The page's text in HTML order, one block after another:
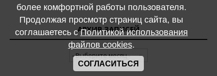
АРХИВ ЗАПИСЕЙ
более комфортной работы пользователя.
Продолжая просмотр страниц сайта, вы
соглашаетесь сПолитикой использования
файлов cookies.
СОГЛАСИТЬСЯ